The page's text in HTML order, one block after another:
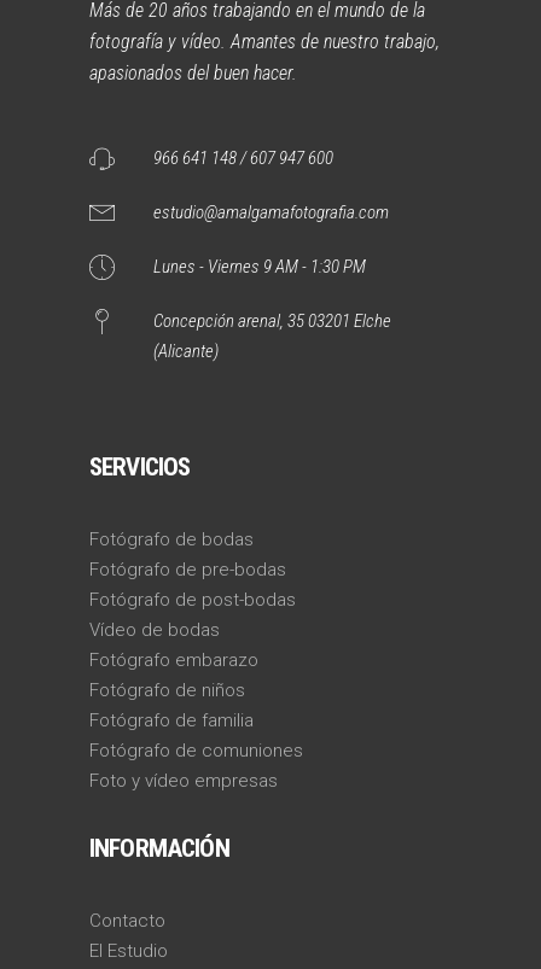
Más de 20 años trabajando en el mundo de la
fotografía y vídeo. Amantes de nuestro trabajo,
apasionados del buen hacer.
966 641 148 / 607 947 600
estudio@amalgamafotografia.com
Lunes - Viernes 9 AM - 1:30 PM
Concepción arenal, 35 03201 Elche
(Alicante)
SERVICIOS
Fotógrafo de bodas
Fotógrafo de pre-bodas
Fotógrafo de post-bodas
Vídeo de bodas
Fotógrafo embarazo
Fotógrafo de niños
Fotógrafo de familia
Fotógrafo de comuniones
Foto y vídeo empresas
INFORMACIÓN
Contacto
El Estudio